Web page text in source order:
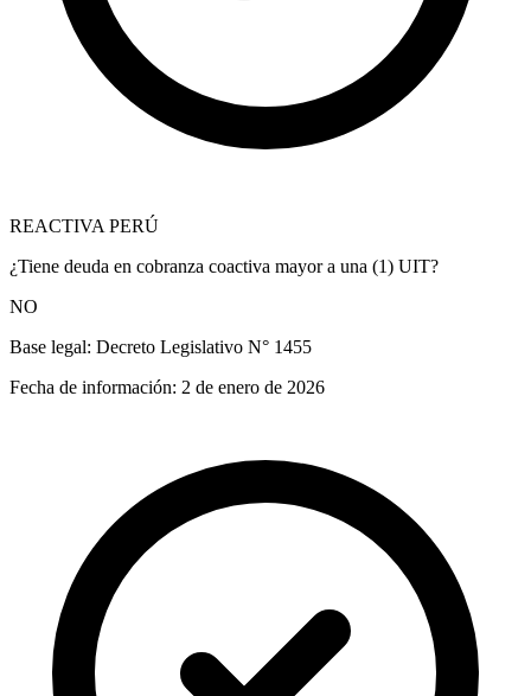
REACTIVA PERÚ
¿Tiene deuda en cobranza coactiva mayor a una (1) UIT?
NO
Base legal: Decreto Legislativo N° 1455
Fecha de información: 2 de enero de 2026